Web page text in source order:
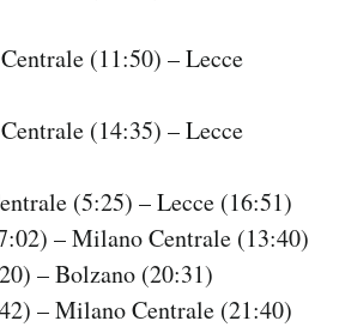
(11:50) – Lecce
(14:35) – Lecce
(5:25) – Lecce (16:51)
– Milano Centrale (13:40)
– Bolzano (20:31)
– Milano Centrale (21:40)